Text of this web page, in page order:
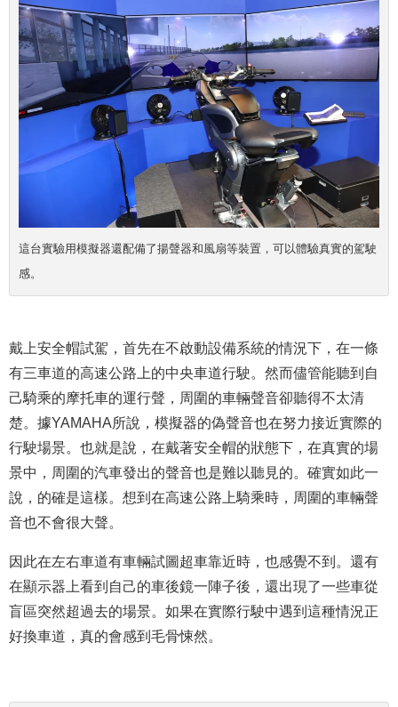
這台實驗用模擬器還配備了揚聲器和風扇等裝置，可以體驗真實的駕駛
感。
戴上安全帽試駕，首先在不啟動設備系統的情況下，在一條
有三車道的高速公路上的中央車道行駛。然而儘管能聽到自
己騎乘的摩托車的運行聲，周圍的車輛聲音卻聽得不太清
楚。據YAMAHA所說，模擬器的偽聲音也在努力接近實際的
行駛場景。也就是說，在戴著安全帽的狀態下，在真實的場
景中，周圍的汽車發出的聲音也是難以聽見的。確實如此一
說，的確是這樣。想到在高速公路上騎乘時，周圍的車輛聲
音也不會很大聲。
因此在左右車道有車輛試圖超車靠近時，也感覺不到。還有
在顯示器上看到自己的車後鏡一陣子後，還出現了一些車從
盲區突然超過去的場景。如果在實際行駛中遇到這種情況正
好換車道，真的會感到毛骨悚然。